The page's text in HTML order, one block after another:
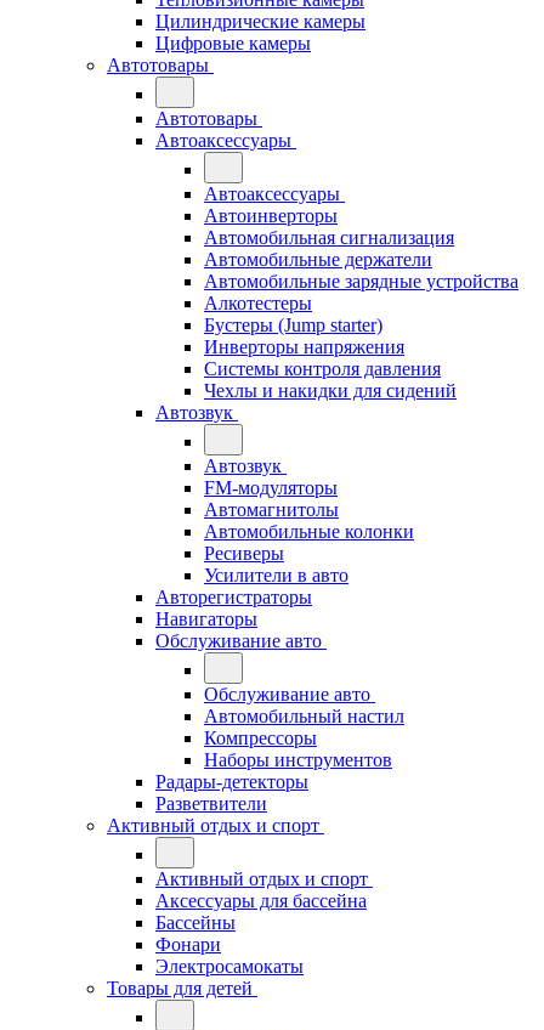
Цилиндрические камеры
Цифровые камеры
Автотовары
Автотовары
Автоаксессуары
Автоаксессуары
Автоинверторы
Автомобильная сигнализация
Автомобильные держатели
Автомобильные зарядные устройства
Алкотестеры
Бустеры (Jump starter)
Инверторы напряжения
Системы контроля давления
Чехлы и накидки для сидений
Автозвук
Автозвук
FM-модуляторы
Автомагнитолы
Автомобильные колонки
Ресиверы
Усилители в авто
Авторегистраторы
Навигаторы
Обслуживание авто
Обслуживание авто
Автомобильный настил
Компрессоры
Наборы инструментов
Радары-детекторы
Разветвители
Активный отдых и спорт
Активный отдых и спорт
Аксессуары для бассейна
Бассейны
Фонари
Электросамокаты
Товары для детей